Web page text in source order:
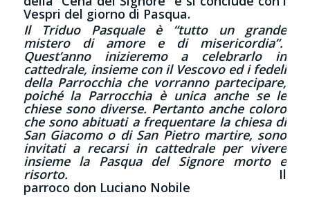
Vespri del giorno di Pasqua.
Il Triduo Pasquale è “tutto un grande
mistero di amore e di misericordia”.
Quest’anno inizieremo a celebrarlo in
cattedrale, insieme con il Vescovo ed i fedeli
della Parrocchia che vorranno partecipare,
poiché la Parrocchia è unica anche se le
chiese sono diverse. Pertanto anche coloro
che sono abituati a frequentare la chiesa di
San Giacomo o di San Pietro martire, sono
invitati a recarsi in cattedrale per vivere
insieme la Pasqua del Signore morto e
risorto. Il
parroco don Luciano Nobile